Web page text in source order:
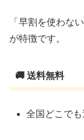
「早割を使わな
が特徴です。
🚚 送料無料
全国どこでも